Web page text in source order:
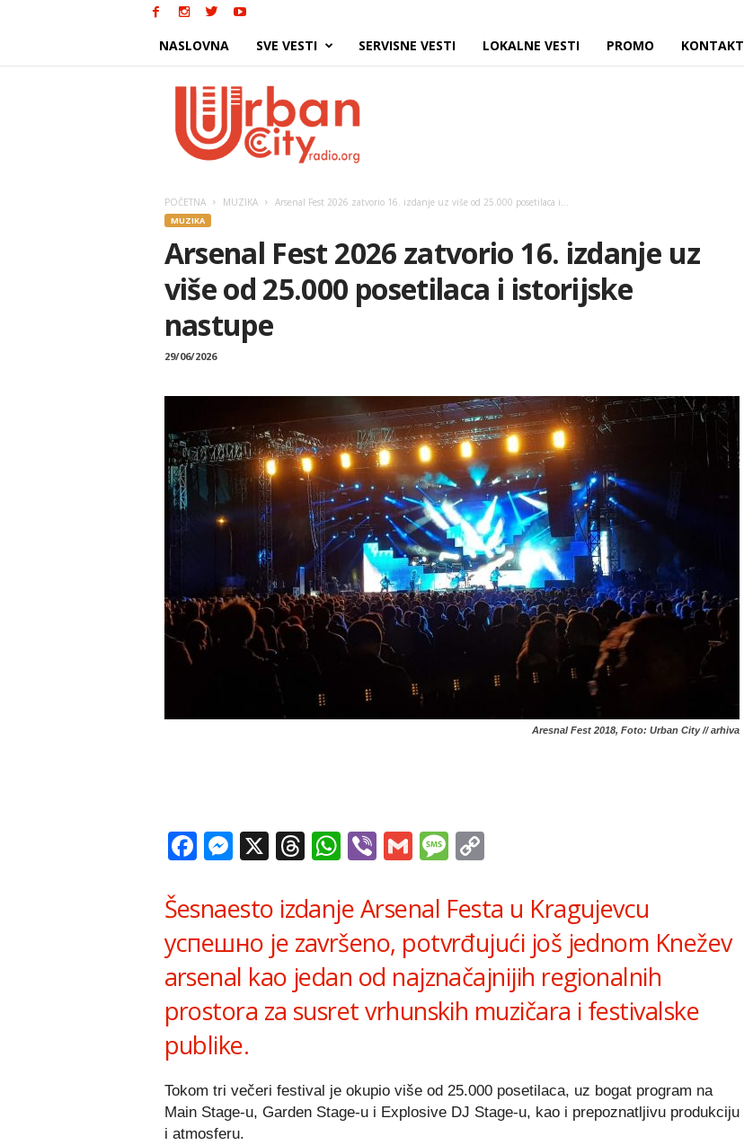
NASLOVNA SVE VESTI SERVISNE VESTI LOKALNE VESTI PROMO KONTAKT
POČETNA MUZIKA Arsenal Fest 2026 zatvorio 16. izdanje uz više od 25.000 posetilaca i...
MUZIKA
Arsenal Fest 2026 zatvorio 16. izdanje uz
više od 25.000 posetilaca i istorijske
nastupe
29/06/2026
Aresnal Fest 2018, Foto: Urban City // arhiva
Facebook
Messenger
X Threads
WhatsApp
ViberGmailMessage
Šesnaesto izdanje Arsenal Festa u Kragujevcu
успешно je završeno, potvrđujući još jednom Knežev
arsenal kao jedan od najznačajnijih regionalnih
prostora za susret vrhunskih muzičara i festivalske
publike.
Tokom tri večeri festival je okupio više od 25.000 posetilaca, uz bogat program na
Main Stage-u, Garden Stage-u i Explosive DJ Stage-u, kao i prepoznatljivu produkciju
i atmosferu.